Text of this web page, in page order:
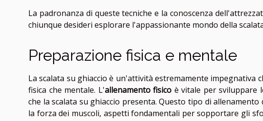
La padronanza di queste tecniche e la conoscenza
chiunque desideri esplorare l'appassionante mondo della
Preparazione fisica e mentale
La scalata su ghiaccio è un'attività estremamente impegnativa
fisica che mentale. L'allenamento fisico è vitale per sviluppare
che la scalata su ghiaccio presenta. Questo tipo di
la forza dei muscoli, aspetti fondamentali per sopportare gli